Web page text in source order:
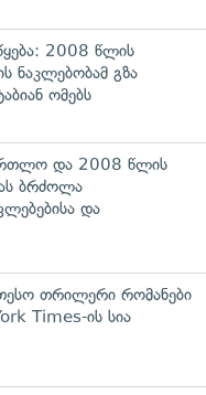
2008 წლის
ნაკლებობამ გზა
ომებს
და 2008 წლის
ბრძოლა
და
თრილერი რომანები
Times-ის სია